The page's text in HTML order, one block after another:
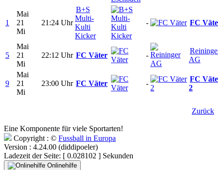
1
Mai
21
Mi
21:24 Uhr
B+S
Multi-
Kulti
Kicker
- FC
5
Mai
21
Mi
22:12 Uhr FC Väter -
AG
9
Mai
21
Mi
23:00 Uhr FC Väter -
FC
2
Zurück
Eine Komponente für viele Sportarten!
Copyright : © Fussball in Europa
Version : 4.24.00 (diddipoeler)
Ladezeit der Seite: [ 0.028102 ] Sekunden
Onlinehilfe